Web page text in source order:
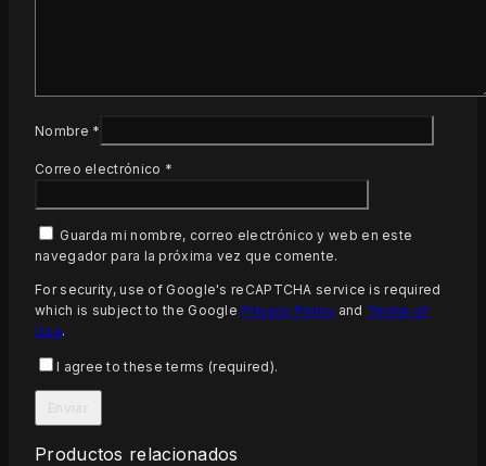
Nombre *
Correo electrónico *
Guarda mi nombre, correo electrónico y web en este
navegador para la próxima vez que comente.
For security, use of Google's reCAPTCHA service is required
which is subject to the GooglePrivacy Policy and Terms of
Use.
I agree to these terms (required).
Productos relacionados